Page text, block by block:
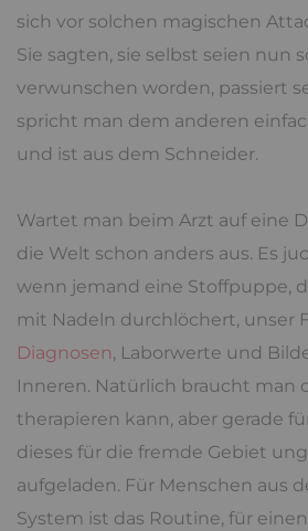
sich vor solchen magischen
Sie sagten, sie selbst seien nun
verwunschen worden, passiert
spricht man dem anderen
und ist aus dem Schneider.
Wartet man beim Arzt auf eine
die Welt schon anders aus. Es
wenn jemand eine Stoffpuppe,
mit Nadeln durchlöchert, unser
Diagnosen, Laborwerte und
Inneren. Natürlich braucht man
therapieren kann, aber gerade
dieses für die fremde Gebiet
aufgeladen. Für Menschen aus
System ist das Routine, für